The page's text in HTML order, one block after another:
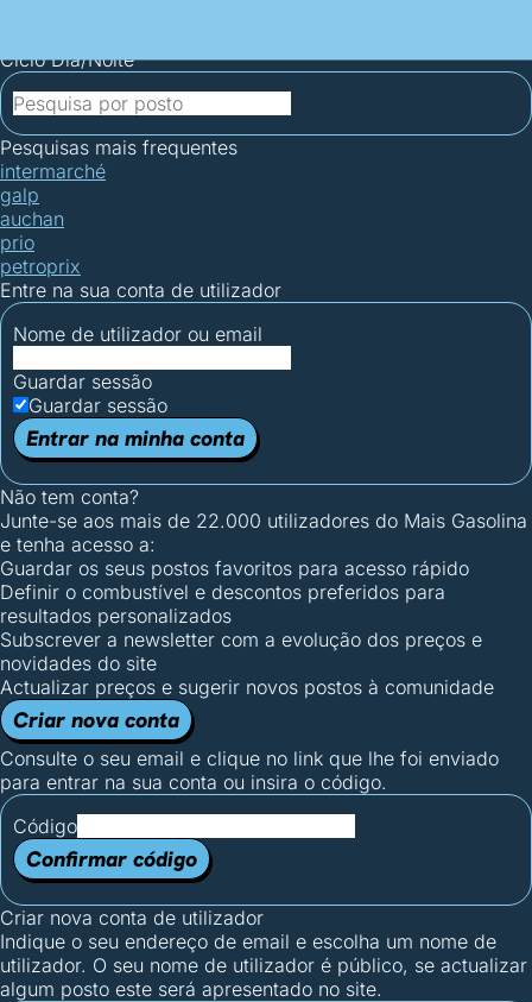
Ciclo Dia/Noite
Pesquisas mais frequentes
intermarché
galp
auchan
prio
petroprix
Entre na sua conta de utilizador
Nome de utilizador ou email
Guardar sessão
Guardar sessão
Entrar na minha conta
Não tem conta?
Junte-se aos mais de 22.000 utilizadores do Mais Gasolina
e tenha acesso a:
Guardar os seus postos favoritos para acesso rápido
Definir o combustível e descontos preferidos para
resultados personalizados
Subscrever a newsletter com a evolução dos preços e
novidades do site
Actualizar preços e sugerir novos postos à comunidade
Criar nova conta
Consulte o seu email e clique no link que lhe foi enviado
para entrar na sua conta ou insira o código.
Código
Confirmar código
Criar nova conta de utilizador
Indique o seu endereço de email e escolha um nome de
utilizador. O seu nome de utilizador é público, se actualizar
algum posto este será apresentado no site.